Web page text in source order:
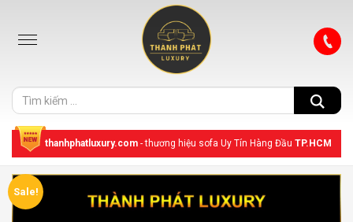
thanhphatluxury.com - thương hiệu sofa Uy Tín Hàng Đầu TP.HCM
Sale!